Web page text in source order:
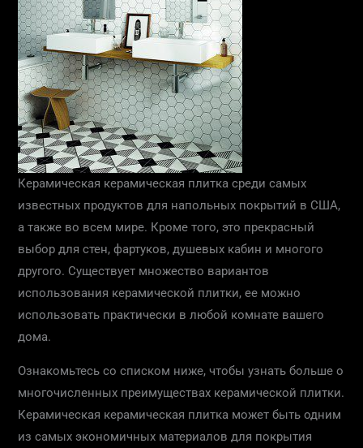
Керамическая керамическая плитка среди самых
известных продуктов для напольных покрытий в США,
а также во всем мире. Кроме того, это прекрасный
выбор для стен, фартуков, душевых кабин и многого
другого. Существует множество вариантов
использования керамической плитки, ее можно
использовать практически в любой комнате вашего
дома.
Ознакомьтесь со списком ниже, чтобы узнать больше о
многочисленных преимуществах керамической плитки.
Керамическая керамическая плитка может быть одним
из самых экономичных материалов для покрытия